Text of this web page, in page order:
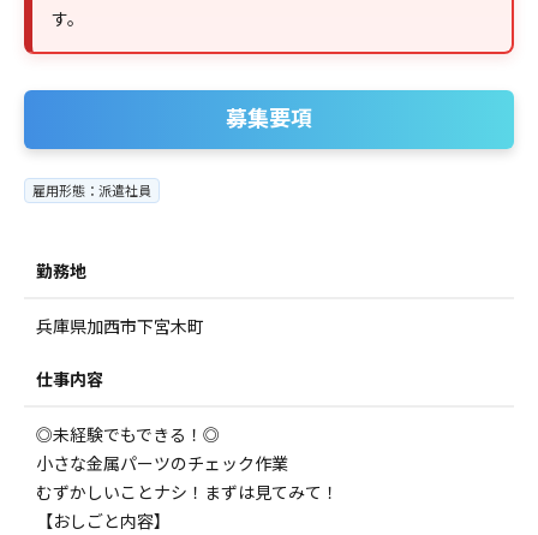
す。
募集要項
雇用形態：派遣社員
勤務地
兵庫県加西市下宮木町
仕事内容
◎未経験でもできる！◎
小さな金属パーツのチェック作業
むずかしいことナシ！まずは見てみて！
【おしごと内容】